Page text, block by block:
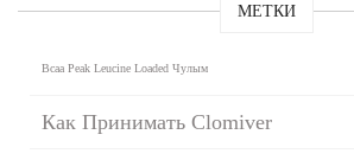
МЕТКИ
Bcaa Peak Leucine Loaded Чулым
Как Принимать Clomiver